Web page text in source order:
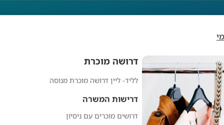
דרושה מוכרת
לליד- ליין דרושה מוכרת מנוסה
דרישות המשרה
דרושים מוכרים עם ניסיון
דרושה מוכרת